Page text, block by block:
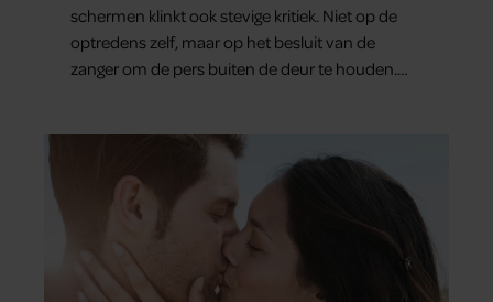
schermen klinkt ook stevige kritiek. Niet op de
optredens zelf, maar op het besluit van de
zanger om de pers buiten de deur te houden.
teleurstelling. Volgens hen is Jan Smit de
afgelopen jaren steeds moeilijker bereikbaar
geworden en gunt hij de media nauwelijks nog